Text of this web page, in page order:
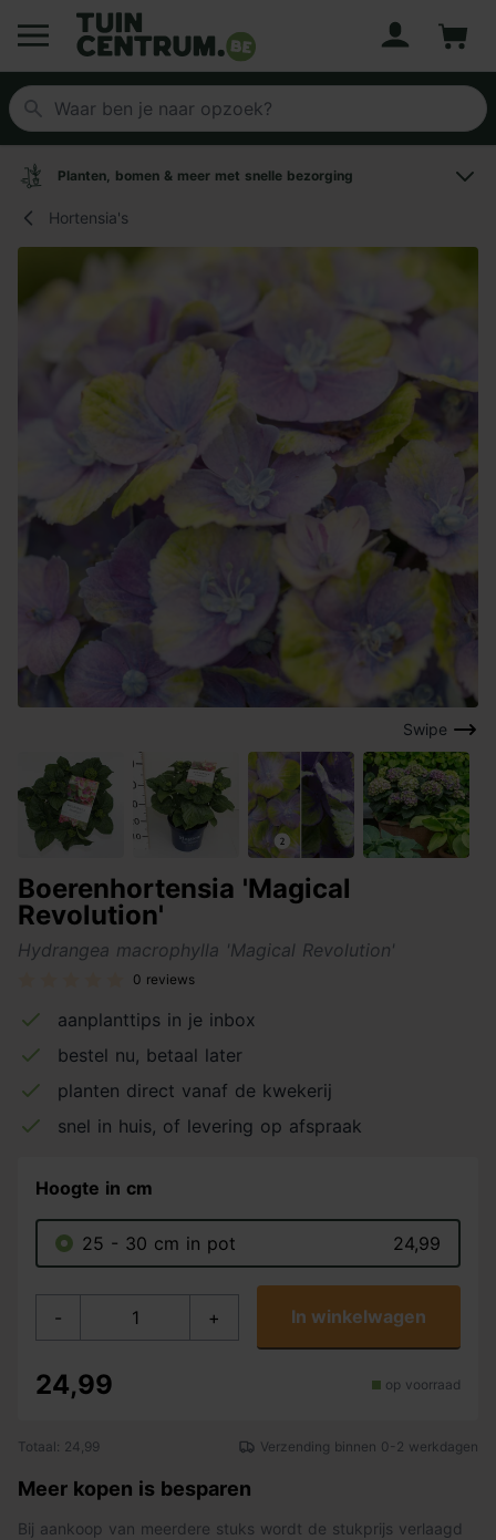
Logo Tuincentrum.be
Planten, bomen & meer met snelle bezorging
Hortensia's
Swipe
Boerenhortensia 'Magical
Revolution'
Hydrangea macrophylla 'Magical Revolution'
0 reviews
aanplanttips in je inbox
bestel nu, betaal later
planten direct vanaf de kwekerij
snel in huis, of levering op afspraak
Hoogte in cm
25 - 30 cm in pot 24,99
- + In winkelwagen
24,99 op voorraad
Totaal: 24,99 Verzending binnen 0-2 werkdagen
Meer kopen is besparen
Bij aankoop van meerdere stuks wordt de stukprijs verlaagd